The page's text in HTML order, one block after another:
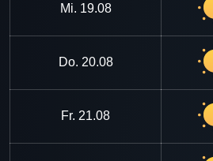
Mi. 19.08
Do. 20.08
Fr. 21.08